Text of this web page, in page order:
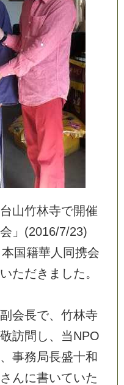
台山竹林寺で開催
会 」 (2016/7/23)
本国籍華 人 同携会
いただき ま した。
副 会長で、 竹林寺
敬訪問 し 、 当NPO
、 事務局長盛十和
さ んに書いていた